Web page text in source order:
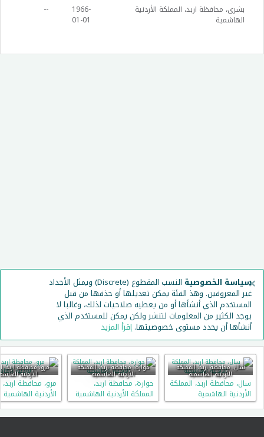
بشرى، محافظة اربد، المملكة الأردنية
الهاشمية
1966-
01-01
--
سياسة الخصوصية النسب المقطوع (Discrete) ويمثل الأجداد
غير المعروفين. وهذ الفئة يمكن تعديلها أو حذفها من قبل
المستخدم الذي أنشأها أو من يعطيه صلاحيات لذلك، وغالبا لا
يوجد الكثير من المعلومات لتنشر ولكن يمكن للمستخدم الذي
أنشأها أن يحدد مستوى خصوصيتها.إقرأ المزيد
×
سال، محافظة اربد، المملكة
الأردنية الهاشمية
سال، محافظة اربد، المملكة
الأردنية الهاشمية
حوارة، محافظة اربد، المملكة
الأردنية الهاشمية
حوارة، محافظة اربد،
المملكة الأردنية الهاشمية
مرو، محافظة اربد،
الأردنية
مرو، محافظة
الأردنية الهاشمية